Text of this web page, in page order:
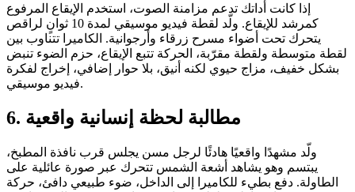
إذا كانت أداتك تدعم مزامنة الصوت، استخدم الإيقاع المرفوع
كمرشد للإيقاع. ولّد لقطة فيديو موسيقي لمدة 10 ثوانٍ لراقص
يتحرك تحت أضواء مسرح زرقاء وأرجوانية. الكاميرا تتناوب بين
لقطة متوسطة ولقطة مقرّبة، الحركة تتبع الإيقاع، حزم الضوء تنبض
بشكل خفيف، مزاج حيوي لكنه أنيق، بلا حوار إضافي، إخراج لفكرة
فيديو موسيقي.
6. مطالبة لحظة إنسانية واقعية
ولّد مشهدًا واقعيًا هادئًا لرجل مسن يجلس قرب نافذة المطبخ،
يبتسم وهو يشاهد أشعة الشمس تتحرك عبر صورة عائلية على
الطاولة. دفع بطيء للكاميرا إلى الداخل، ضوء طبيعي دافئ، حركة